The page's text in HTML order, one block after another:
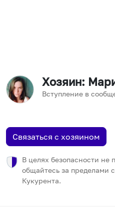
Хозяин:
Вступление в
Связаться с хозяином
В целях безопасности не
общайтесь за пределами
Кукурента.